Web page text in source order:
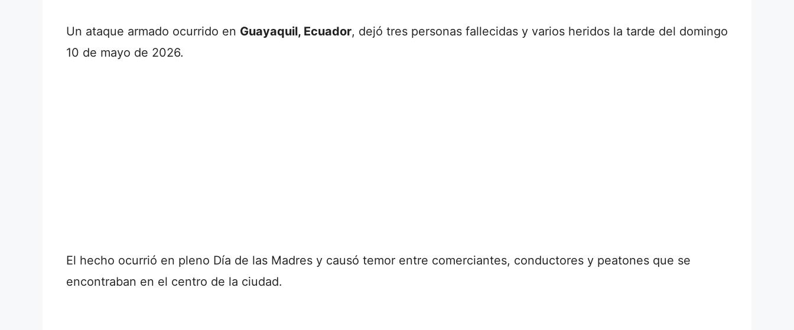
Un ataque armado ocurrido en Guayaquil, Ecuador, dejó tres personas fallecidas y varios heridos la tarde del domingo
10 de mayo de 2026.
El hecho ocurrió en pleno Día de las Madres y causó temor entre comerciantes, conductores y peatones que se
encontraban en el centro de la ciudad.